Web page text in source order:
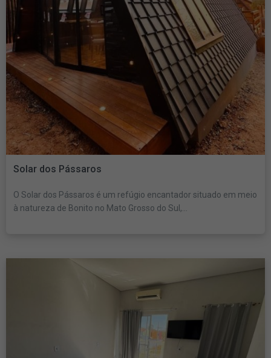
Solar dos Pássaros
O Solar dos Pássaros é um refúgio encantador situado em meio
à natureza de Bonito no Mato Grosso do Sul,...